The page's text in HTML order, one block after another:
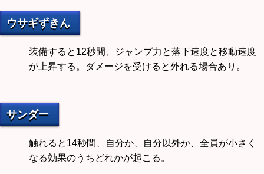
ウサギずきん
装備すると12秒間、ジャンプ力と落下速度と移動速度
が上昇する。ダメージを受けると外れる場合あり。
サンダー
触れると14秒間、自分か、自分以外か、全員が小さく
なる効果のうちどれかが起こる。